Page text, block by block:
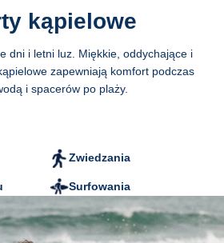
na dole
nogawki
XL
15,5 16,5
kąpielowe
dni i letni luz. Miękkie, oddychające i
zapewniają komfort podczas
i spacerów po plaży.
Zwiedzania
Surfowania